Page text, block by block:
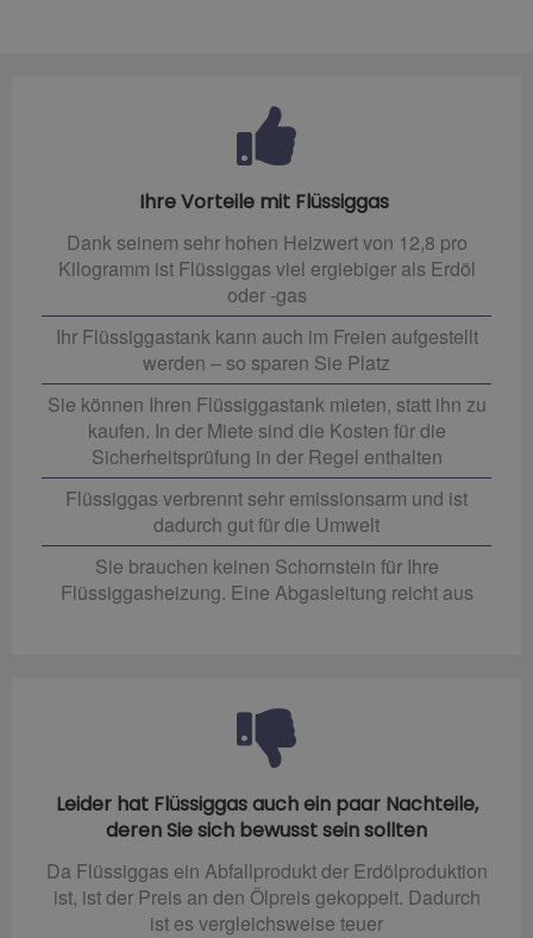
Ihre Vorteile mit Flüssiggas
Dank seinem sehr hohen Heizwert von 12,8 pro
Kilogramm ist Flüssiggas viel ergiebiger als Erdöl
oder -gas
Ihr Flüssiggastank kann auch im Freien aufgestellt
werden – so sparen Sie Platz
Sie können Ihren Flüssiggastank mieten, statt ihn zu
kaufen. In der Miete sind die Kosten für die
Sicherheitsprüfung in der Regel enthalten
Flüssiggas verbrennt sehr emissionsarm und ist
dadurch gut für die Umwelt
Sie brauchen keinen Schornstein für Ihre
Flüssiggasheizung. Eine Abgasleitung reicht aus
Leider hat Flüssiggas auch ein paar Nachteile,
deren Sie sich bewusst sein sollten
Da Flüssiggas ein Abfallprodukt der Erdölproduktion
ist, ist der Preis an den Ölpreis gekoppelt. Dadurch
ist es vergleichsweise teuer